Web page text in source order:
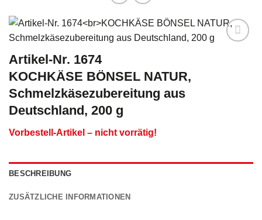
Artikel-Nr. 1674
KOCHKÄSE BÖNSEL NATUR,
Schmelzkäsezubereitung aus
Deutschland, 200 g
Vorbestell-Artikel – nicht vorrätig!
BESCHREIBUNG
ZUSÄTZLICHE INFORMATIONEN